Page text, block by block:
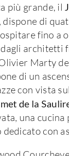
più grande, il
, dispone di
fino a
architetti
Marty
di un
con vista sul
de la
una cucina
dedicato con